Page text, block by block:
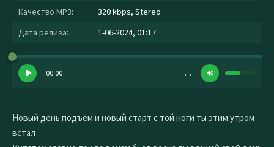
Качество MP3:
320 kbps, Stereo
Дата релиза:
1-06-2024, 01:17
00:00 …
Новый день подъём и новый старт с той ноги ты этим утром
встал